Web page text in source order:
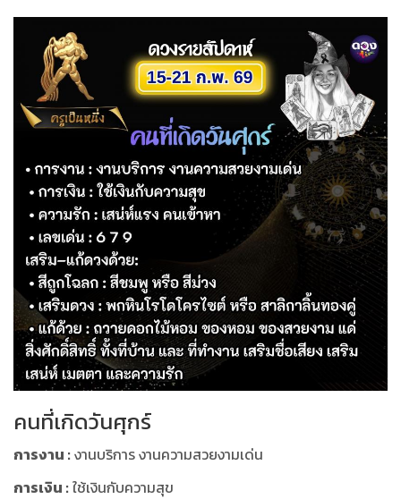
คนที่เกิดวันศุกร์
การงาน :งานบริการ งานความสวยงามเด่น
การเงิน :ใช้เงินกับความสุข